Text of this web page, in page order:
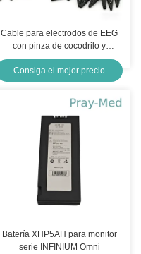
Cable para electrodos de EEG
con pinza de cocodrilo y
conector hembra de 1,5 mm
Consiga el mejor precio
Batería XHP5AH para monitor
serie INFINIUM Omni